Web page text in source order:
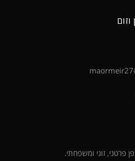
פרטני, זוגי ומשפחתי.